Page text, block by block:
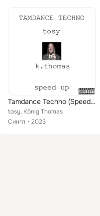
Tamdance Techno (Speedup)
tosy, König Thomas
Сингл
2023